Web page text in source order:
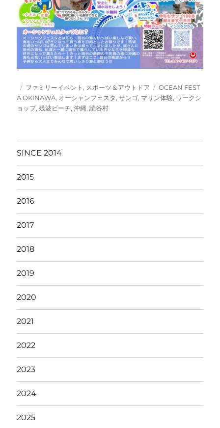
投
稿
日:
カ
テ
ゴ
ファミリーイベント , スポーツ＆アウトドア
タ
グ
OCEAN FEST
A OKINAWA, オーシャンフェスタ,サンゴ, マリン体験, ワークシ
ョップ,残波ビーチ,沖縄,読谷村
SINCE 2014
2015
2016
2017
2018
2019
2020
2021
2022
2023
2024
2025